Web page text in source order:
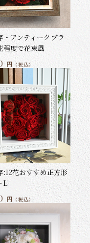
・アンティークブラ
程度で花束風
円 （税込）
:12花おすすめ正方形
L
円 （税込）